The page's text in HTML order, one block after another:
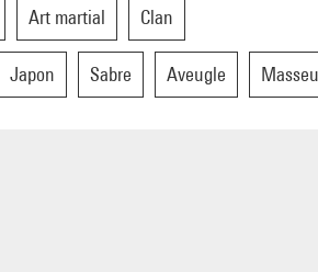
Art martial Clan
Japon Sabre Aveugle